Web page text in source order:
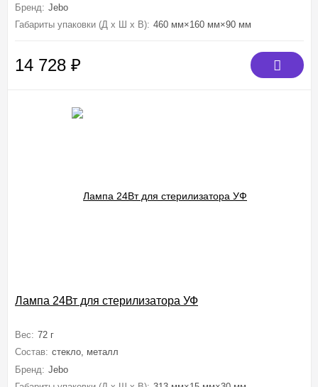
Бренд: Jebo
Габариты упаковки (Д х Ш х В): 460 мм×160 мм×90 мм
14 728 ₽
Лампа 24Вт для стерилизатора УФ
Вес: 72 г
Состав: стекло, металл
Бренд: Jebo